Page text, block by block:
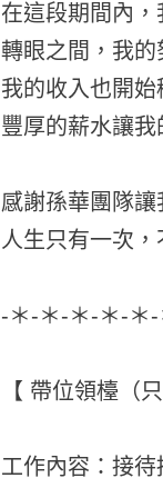
在這段期間內
轉眼之間，我的
我的收入也開始
豐厚的薪水讓我
感謝孫華團隊讓
人生只有一次，
-＊-＊-＊-＊-＊
【 帶位領檯（
工作內容：接